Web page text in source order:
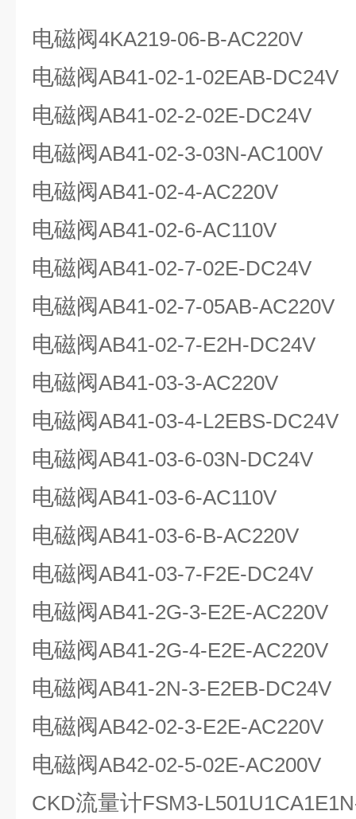
电磁阀4KA219-06-B-AC220V
电磁阀AB41-02-1-02EAB-DC24V
电磁阀AB41-02-2-02E-DC24V
电磁阀AB41-02-3-03N-AC100V
电磁阀AB41-02-4-AC220V
电磁阀AB41-02-6-AC110V
电磁阀AB41-02-7-02E-DC24V
电磁阀AB41-02-7-05AB-AC220V
电磁阀AB41-02-7-E2H-DC24V
电磁阀AB41-03-3-AC220V
电磁阀AB41-03-4-L2EBS-DC24V
电磁阀AB41-03-6-03N-DC24V
电磁阀AB41-03-6-AC110V
电磁阀AB41-03-6-B-AC220V
电磁阀AB41-03-7-F2E-DC24V
电磁阀AB41-2G-3-E2E-AC220V
电磁阀AB41-2G-4-E2E-AC220V
电磁阀AB41-2N-3-E2EB-DC24V
电磁阀AB42-02-3-E2E-AC220V
电磁阀AB42-02-5-02E-AC200V
CKD流量计FSM3-